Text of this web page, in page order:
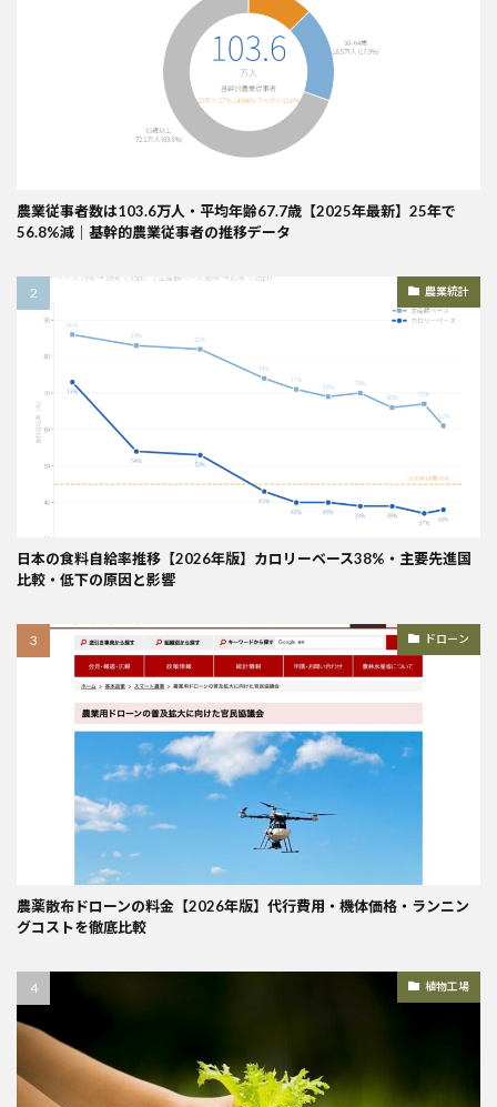
農業従事者数は103.6万人・平均年齢67.7歳【2025年最新】25年で
56.8%減｜基幹的農業従事者の推移データ
農業統計
日本の食料自給率推移【2026年版】カロリーベース38%・主要先進国
比較・低下の原因と影響
ドローン
農薬散布ドローンの料金【2026年版】代行費用・機体価格・ランニン
グコストを徹底比較
植物工場